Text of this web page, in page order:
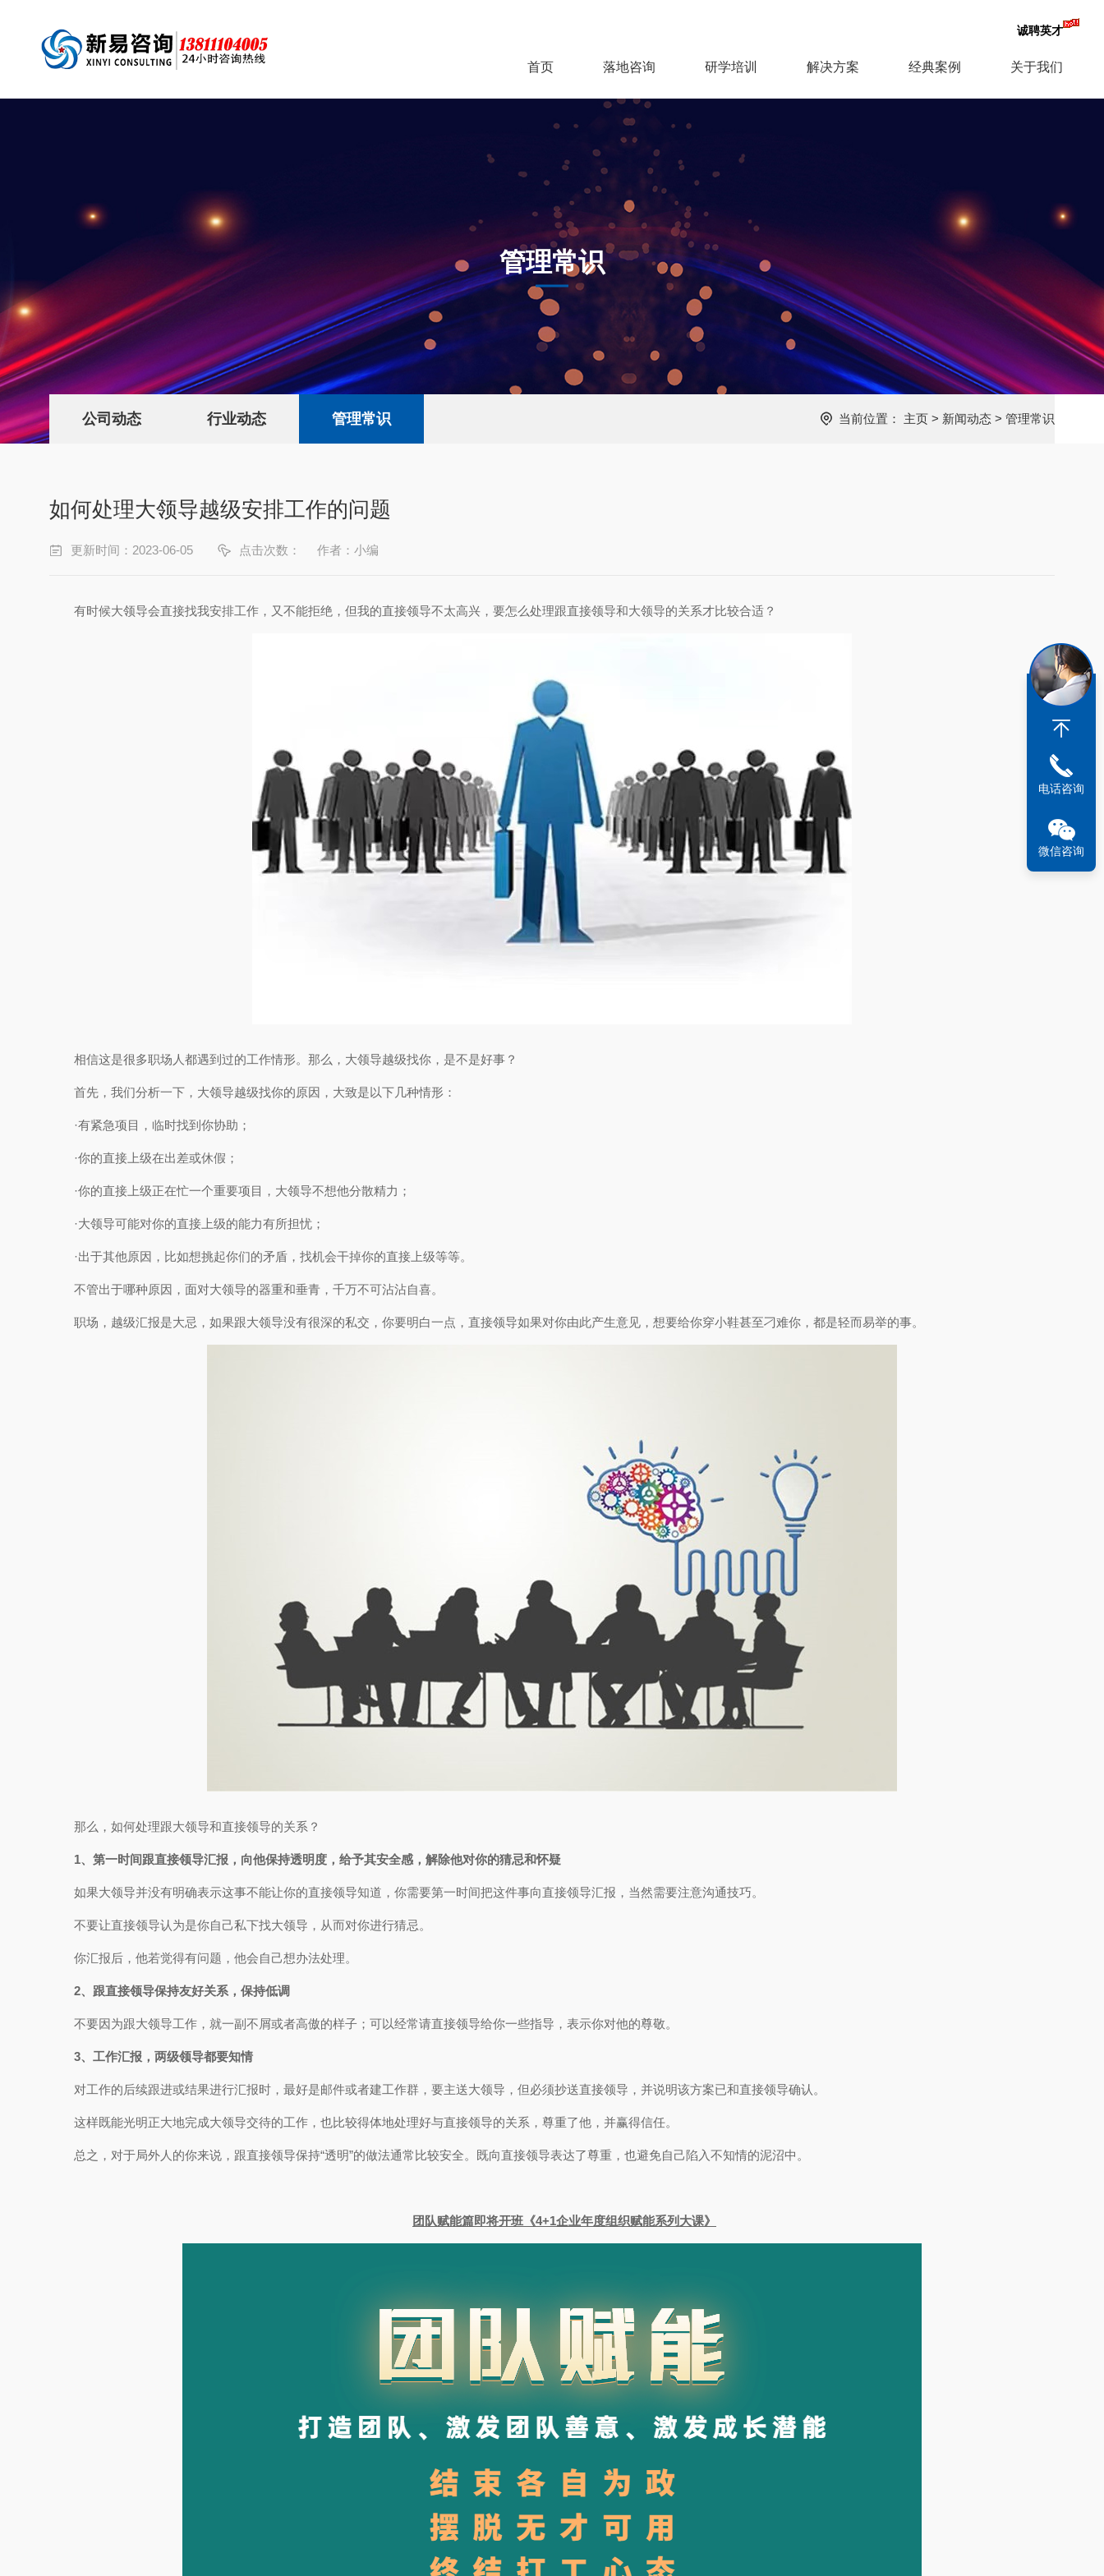
诚聘英才
首页 落地咨询 研学培训 解决方案 经典案例 关于我们
管理常识
公司动态 行业动态 管理常识 当前位置： 主页 > 新闻动态 > 管理常识
如何处理大领导越级安排工作的问题
更新时间：2023-06-05 点击次数： 作者：小编
有时候大领导会直接找我安排工作，又不能拒绝，但我的直接领导不太高兴，要怎么处理跟直接领导和大领导的关系才比较合适？
相信这是很多职场人都遇到过的工作情形。那么，大领导越级找你，是不是好事？
首先，我们分析一下，大领导越级找你的原因，大致是以下几种情形：
·有紧急项目，临时找到你协助；
·你的直接上级在出差或休假；
·你的直接上级正在忙一个重要项目，大领导不想他分散精力；
·大领导可能对你的直接上级的能力有所担忧；
·出于其他原因，比如想挑起你们的矛盾，找机会干掉你的直接上级等等。
不管出于哪种原因，面对大领导的器重和垂青，千万不可沾沾自喜。
职场，越级汇报是大忌，如果跟大领导没有很深的私交，你要明白一点，直接领导如果对你由此产生意见，想要给你穿小鞋甚至刁难你，都是轻而易举的事。
那么，如何处理跟大领导和直接领导的关系？
1、第一时间跟直接领导汇报，向他保持透明度，给予其安全感，解除他对你的猜忌和怀疑
如果大领导并没有明确表示这事不能让你的直接领导知道，你需要第一时间把这件事向直接领导汇报，当然需要注意沟通技巧。
不要让直接领导认为是你自己私下找大领导，从而对你进行猜忌。
你汇报后，他若觉得有问题，他会自己想办法处理。
2、跟直接领导保持友好关系，保持低调
不要因为跟大领导工作，就一副不屑或者高傲的样子；可以经常请直接领导给你一些指导，表示你对他的尊敬。
3、工作汇报，两级领导都要知情
对工作的后续跟进或结果进行汇报时，最好是邮件或者建工作群，要主送大领导，但必须抄送直接领导，并说明该方案已和直接领导确认。
这样既能光明正大地完成大领导交待的工作，也比较得体地处理好与直接领导的关系，尊重了他，并赢得信任。
总之，对于局外人的你来说，跟直接领导保持“透明”的做法通常比较安全。既向直接领导表达了尊重，也避免自己陷入不知情的泥沼中。
团队赋能篇即将开班《4+1企业年度组织赋能系列大课》
电话咨询
微信咨询